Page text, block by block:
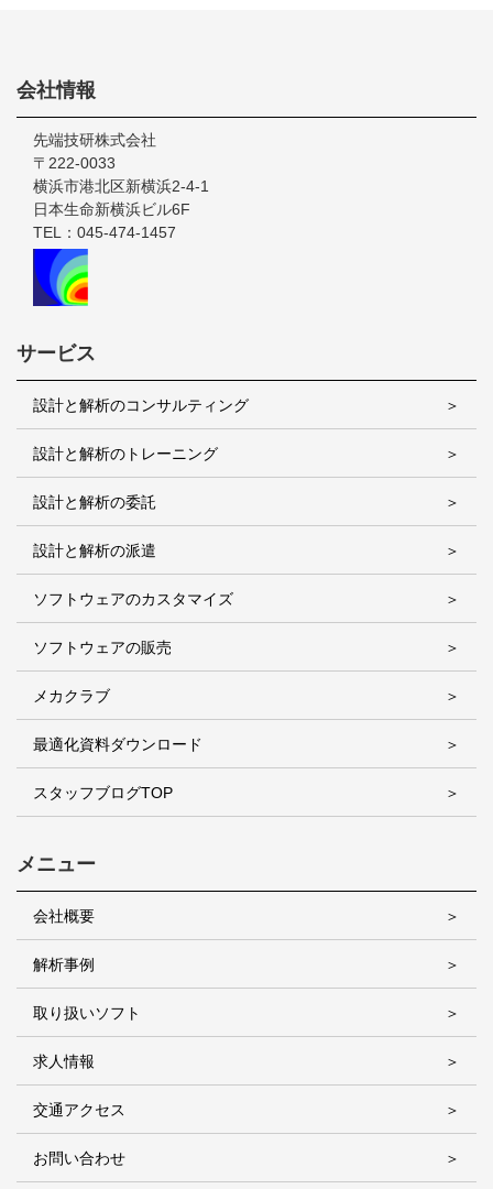
Footer
会社情報
先端技研株式会社
〒222-0033
横浜市港北区新横浜2-4-1
日本生命新横浜ビル6F
TEL：045-474-1457
サービス
設計と解析のコンサルティング
設計と解析のトレーニング
設計と解析の委託
設計と解析の派遣
ソフトウェアのカスタマイズ
ソフトウェアの販売
メカクラブ
最適化資料ダウンロード
スタッフブログTOP
メニュー
会社概要
解析事例
取り扱いソフト
求人情報
交通アクセス
お問い合わせ